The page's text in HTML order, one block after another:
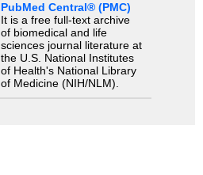
PubMed Central® (PMC)
It is a free full-text archive
of biomedical and life
sciences journal literature at
the U.S. National Institutes
of Health's National Library
of Medicine (NIH/NLM).